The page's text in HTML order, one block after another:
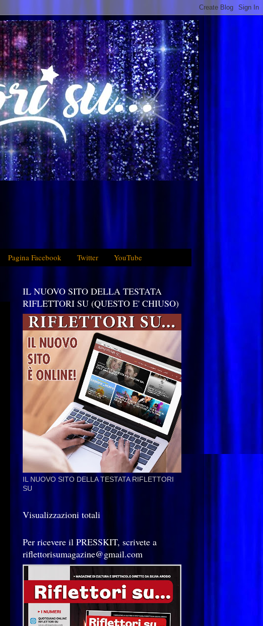
Pagina Facebook Twitter YouTube
IL NUOVO SITO DELLA TESTATA
RIFLETTORI SU (QUESTO E' CHIUSO)
IL NUOVO SITO DELLA TESTATA RIFLETTORI
SU
Visualizzazioni totali
Per ricevere il PRESSKIT, scrivete a
riflettorisumagazine@gmail.com